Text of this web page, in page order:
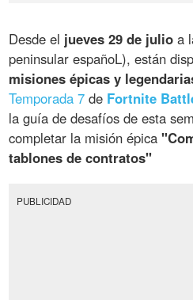
Desde el jueves 29 de julio a
peninsular españoL), están
misiones épicas y
Temporada 7 de Fortnite
la guía de desafíos de esta
completar la misión épica
tablones de contratos"
PUBLICIDAD